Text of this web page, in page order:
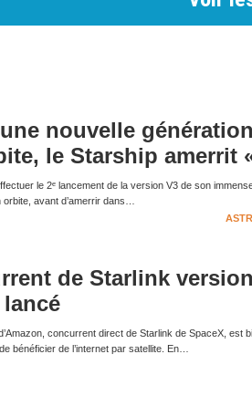
nouvelle
le Starship amerrit
le 2ᵉ lancement de la version V3 de son
avant d’amerrir dans…
de Starlink
lancé
concurrent direct de Starlink de SpaceX, est
bénéficier de l’internet par satellite. En…